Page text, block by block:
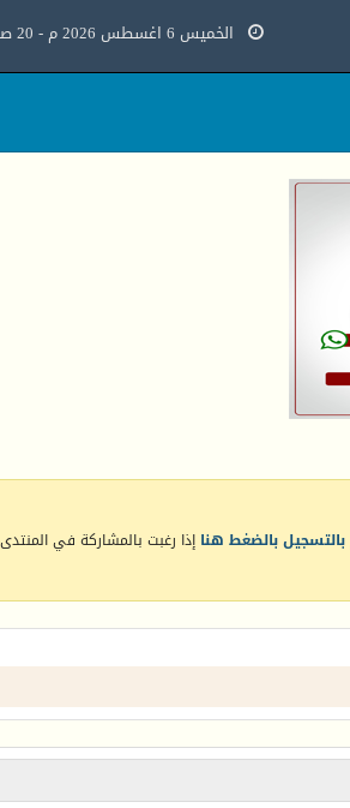
الخميس 6 اغسطس 2026 م - 20 صفر 1448هـ
بالتسجيل بالضغط هنا إذا رغبت بالمشاركة في